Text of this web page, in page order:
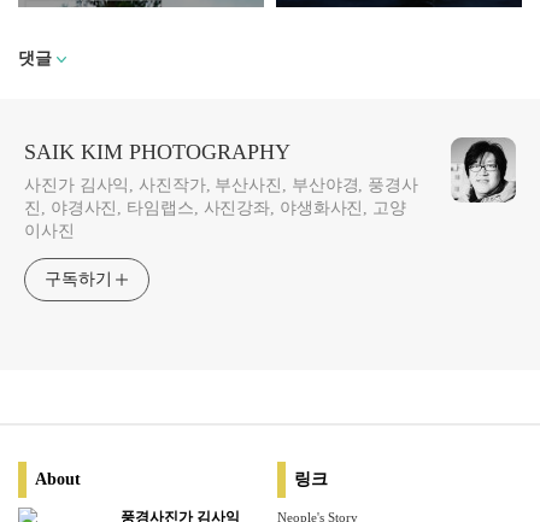
댓글
SAIK KIM PHOTOGRAPHY
사진가 김사익, 사진작가, 부산사진, 부산야경, 풍경사
진, 야경사진, 타임랩스, 사진강좌, 야생화사진, 고양
이사진
구독하기
About
풍경사진가 김사익
링크
Neople's Story